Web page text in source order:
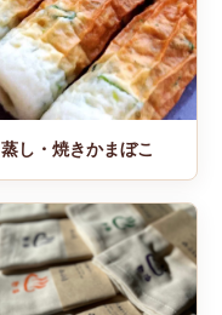
蒸し・焼きかまぼこ